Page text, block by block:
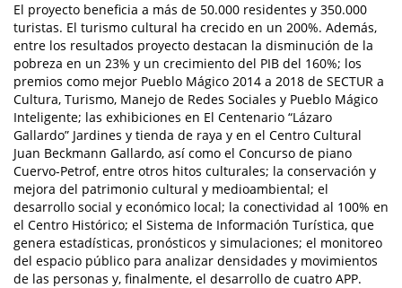
El proyecto beneficia a más de 50.000 residentes y 350.000
turistas. El turismo cultural ha crecido en un 200%. Además,
entre los resultados proyecto destacan la disminución de la
pobreza en un 23% y un crecimiento del PIB del 160%; los
premios como mejor Pueblo Mágico 2014 a 2018 de SECTUR a
Cultura, Turismo, Manejo de Redes Sociales y Pueblo Mágico
Inteligente; las exhibiciones en El Centenario “Lázaro
Gallardo” Jardines y tienda de raya y en el Centro Cultural
Juan Beckmann Gallardo, así como el Concurso de piano
Cuervo-Petrof, entre otros hitos culturales; la conservación y
mejora del patrimonio cultural y medioambiental; el
desarrollo social y económico local; la conectividad al 100% en
el Centro Histórico; el Sistema de Información Turística, que
genera estadísticas, pronósticos y simulaciones; el monitoreo
del espacio público para analizar densidades y movimientos
de las personas y, finalmente, el desarrollo de cuatro APP.